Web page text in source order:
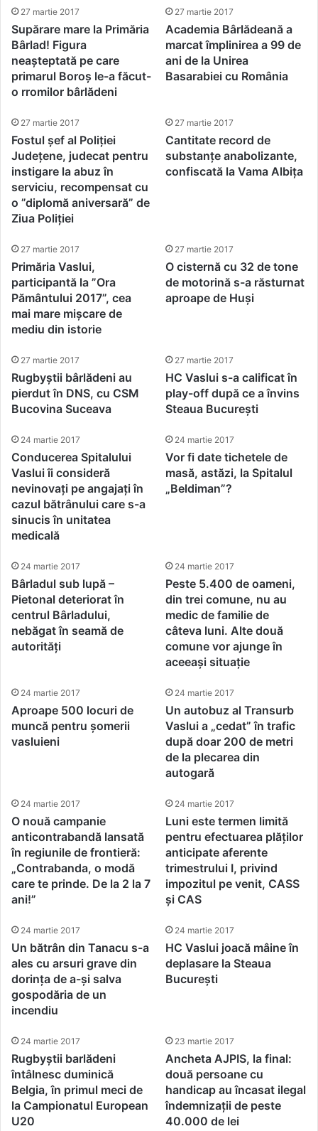
27 martie 2017
Supărare mare la Primăria
Bârlad! Figura
neașteptată pe care
primarul Boroș le-a făcut-
o rromilor bârlădeni
27 martie 2017
Academia Bârlădeană a
marcat împlinirea a 99 de
ani de la Unirea
Basarabiei cu România
27 martie 2017
Fostul șef al Poliției
Județene, judecat pentru
instigare la abuz în
serviciu, recompensat cu
o ”diplomă aniversară” de
Ziua Poliției
27 martie 2017
Cantitate record de
substanțe anabolizante,
confiscată la Vama Albița
27 martie 2017
Primăria Vaslui,
participantă la ”Ora
Pământului 2017”, cea
mai mare mișcare de
mediu din istorie
27 martie 2017
O cisternă cu 32 de tone
de motorină s-a răsturnat
aproape de Huși
27 martie 2017
Rugbyștii bârlădeni au
pierdut în DNS, cu CSM
Bucovina Suceava
27 martie 2017
HC Vaslui s-a calificat în
play-off după ce a învins
Steaua București
24 martie 2017
Conducerea Spitalului
Vaslui îi consideră
nevinovați pe angajați în
cazul bătrânului care s-a
sinucis în unitatea
medicală
24 martie 2017
Vor fi date tichetele de
masă, astăzi, la Spitalul
„Beldiman”?
24 martie 2017
Bârladul sub lupă –
Pietonal deteriorat în
centrul Bârladului,
nebăgat în seamă de
autorități
24 martie 2017
Peste 5.400 de oameni,
din trei comune, nu au
medic de familie de
câteva luni. Alte două
comune vor ajunge în
aceeași situație
24 martie 2017
Aproape 500 locuri de
muncă pentru șomerii
vasluieni
24 martie 2017
Un autobuz al Transurb
Vaslui a „cedat” în trafic
după doar 200 de metri
de la plecarea din
autogară
24 martie 2017
O nouă campanie
anticontrabandă lansată
în regiunile de frontieră:
„Contrabanda, o modă
care te prinde. De la 2 la 7
ani!”
24 martie 2017
Luni este termen limită
pentru efectuarea plăților
anticipate aferente
trimestrului I, privind
impozitul pe venit, CASS
și CAS
24 martie 2017
Un bătrân din Tanacu s-a
ales cu arsuri grave din
dorința de a-și salva
gospodăria de un
incendiu
24 martie 2017
HC Vaslui joacă mâine în
deplasare la Steaua
București
24 martie 2017
Rugbyștii barlădeni
întâlnesc duminică
Belgia, în primul meci de
la Campionatul European
U20
23 martie 2017
Ancheta AJPIS, la final:
două persoane cu
handicap au încasat ilegal
îndemnizații de peste
40.000 de lei